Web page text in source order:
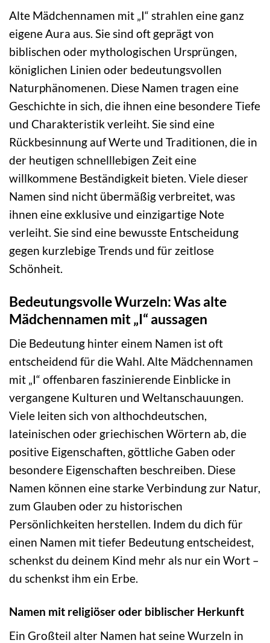
Alte Mädchennamen mit „I“ strahlen eine ganz
eigene Aura aus. Sie sind oft geprägt von
biblischen oder mythologischen Ursprüngen,
königlichen Linien oder bedeutungsvollen
Naturphänomenen. Diese Namen tragen eine
Geschichte in sich, die ihnen eine besondere Tiefe
und Charakteristik verleiht. Sie sind eine
Rückbesinnung auf Werte und Traditionen, die in
der heutigen schnelllebigen Zeit eine
willkommene Beständigkeit bieten. Viele dieser
Namen sind nicht übermäßig verbreitet, was
ihnen eine exklusive und einzigartige Note
verleiht. Sie sind eine bewusste Entscheidung
gegen kurzlebige Trends und für zeitlose
Schönheit.
Bedeutungsvolle Wurzeln: Was alte
Mädchennamen mit „I“ aussagen
Die Bedeutung hinter einem Namen ist oft
entscheidend für die Wahl. Alte Mädchennamen
mit „I“ offenbaren faszinierende Einblicke in
vergangene Kulturen und Weltanschauungen.
Viele leiten sich von althochdeutschen,
lateinischen oder griechischen Wörtern ab, die
positive Eigenschaften, göttliche Gaben oder
besondere Eigenschaften beschreiben. Diese
Namen können eine starke Verbindung zur Natur,
zum Glauben oder zu historischen
Persönlichkeiten herstellen. Indem du dich für
einen Namen mit tiefer Bedeutung entscheidest,
schenkst du deinem Kind mehr als nur ein Wort –
du schenkst ihm ein Erbe.
Namen mit religiöser oder biblischer Herkunft
Ein Großteil alter Namen hat seine Wurzeln in